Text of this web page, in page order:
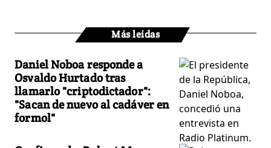
Más leídas
Daniel Noboa responde a
Osvaldo Hurtado tras
llamarlo "criptodictador":
"Sacan de nuevo al cadáver en
formol"